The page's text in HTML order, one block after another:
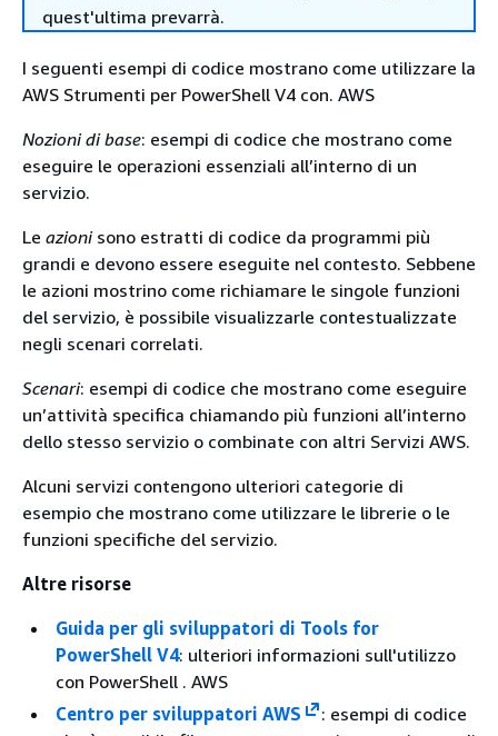
quest'ultima prevarrà.
I seguenti esempi di codice mostrano come utilizzare la
AWS Strumenti per PowerShell V4 con. AWS
Nozioni di base: esempi di codice che mostrano come
eseguire le operazioni essenziali all’interno di un
servizio.
Le azionisono estratti di codice da programmi più
grandi e devono essere eseguite nel contesto. Sebbene
le azioni mostrino come richiamare le singole funzioni
del servizio, è possibile visualizzarle contestualizzate
negli scenari correlati.
Scenari: esempi di codice che mostrano come eseguire
un’attività specifica chiamando più funzioni all’interno
dello stesso servizio o combinate con altri Servizi AWS.
Alcuni servizi contengono ulteriori categorie di
esempio che mostrano come utilizzare le librerie o le
funzioni specifiche del servizio.
Altre risorse
Guida per gli sviluppatori di Tools for
PowerShell V4: ulteriori informazioni sull'utilizzo
con PowerShell . AWS
Centro per sviluppatori AWS
: esempi di codice